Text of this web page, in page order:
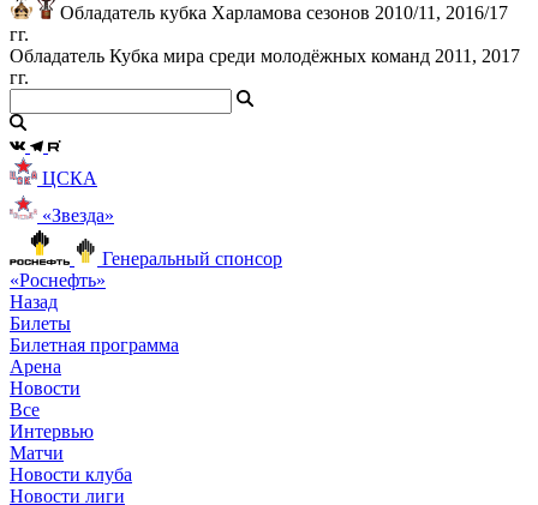
Обладатель кубка Харламова сезонов 2010/11, 2016/17
гг.
Обладатель Кубка мира среди молодёжных команд 2011, 2017
гг.
ЦСКА
«Звезда»
Генеральный спонсор
«Роснефть»
Назад
Билеты
Билетная программа
Арена
Новости
Все
Интервью
Матчи
Новости клуба
Новости лиги